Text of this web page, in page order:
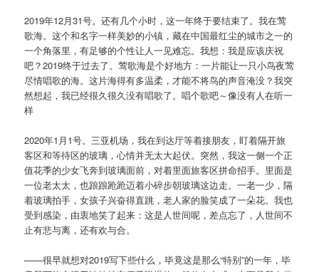
2019年12月31号。还有几个小时，这一年终于要结束了。我在莺
歌海。这个和名字一样美妙的小镇，藏在中国最红尘的城市之一的
一个角落里，有足够的个性让人一见难忘。我想：我是应该庆祝
吧？2019终于过去了。莺歌海是个好地方：一片能让一只小鸟夜莺
尽情唱歌的海。这片海得有多温柔，才能不将鸟的声音淹没？我突
然想起，我已经很久很久没有唱歌了。唱个歌吧～像没有人在听一
样
2020年1月1号。三亚机场，我在到达厅等着接朋友，盯着隔开旅
客区和等待区的玻璃，心情并无太大起伏。突然，我这一侧一个正
值花季的少女飞奔到玻璃面前，对着里面旅客区拼命招手。里面是
一位老太太，也踉踉跄跄迈着小碎步朝玻璃这边走。一老一少，隔
着玻璃拍手，女孩子兴奋得直跳，老人家的脸笑成了一朵花。我也
受到感染，由衷地笑了起来：这是人世间呢，差点忘了，人世间不
止有悲与离，还有欢与合。
——很早就想对2019写下些什么，毕竟这是那么“特别”的一年，毕